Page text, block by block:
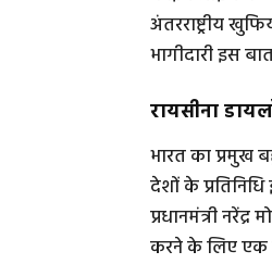
अंतरराष्ट्रीय
भागीदारी इस
रायसीना
भारत का प्रमुख
देशों के
प्रधानमंत्री
करने के लिए एक